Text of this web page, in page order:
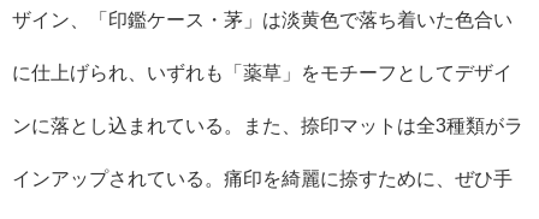
ザイン、「印鑑ケース・茅」は淡黄色で落ち着いた色合い
に仕上げられ、いずれも「薬草」をモチーフとしてデザイ
ンに落とし込まれている。また、捺印マットは全3種類がラ
インアップされている。痛印を綺麗に捺すために、ぜひ手